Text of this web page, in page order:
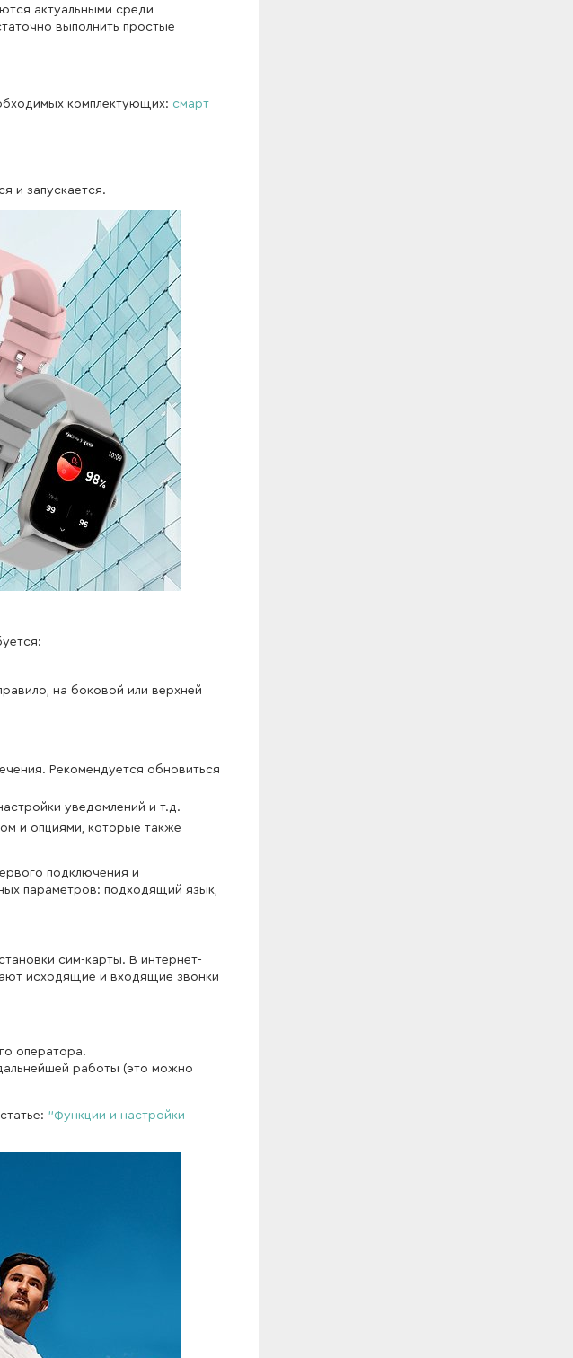
актуальными среди
выполнить простые
комплектующих: смарт
и запускается.
на боковой или верхней
Рекомендуется обновиться
уведомлений и т.д.
и опциями, которые также
подключения и
параметров: подходящий язык,
сим-карты. В интернет-
исходящие и входящие звонки
оператора.
работы (это можно
"Функции и настройки